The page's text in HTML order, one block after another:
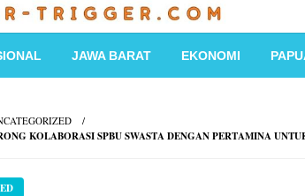
JAWA BARAT EKONOMI
KOLABORASI SPBU SWASTA DENGAN PERTAMINA